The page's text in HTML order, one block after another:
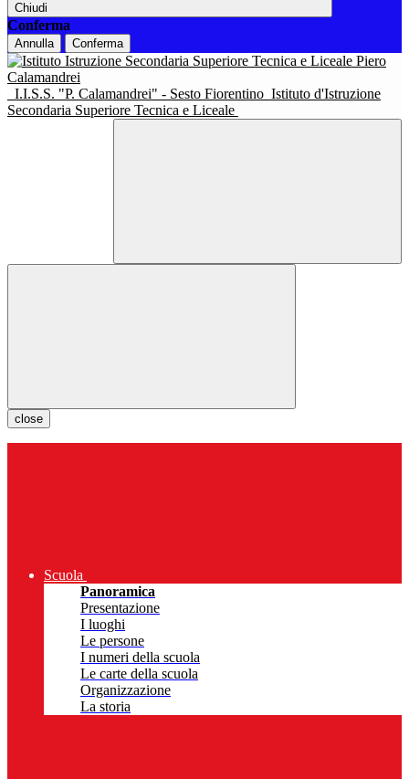
Chiudi
Conferma
Annulla Conferma
I.I.S.S. "P. Calamandrei" - Sesto Fiorentino Istituto d'Istruzione
Secondaria Superiore Tecnica e Liceale
close
Scuola
Panoramica
Presentazione
I luoghi
Le persone
I numeri della scuola
Le carte della scuola
Organizzazione
La storia